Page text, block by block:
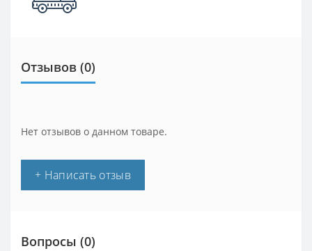
Отзывов (0)
Нет отзывов о данном товаре.
+ Написать отзыв
Вопросы (0)